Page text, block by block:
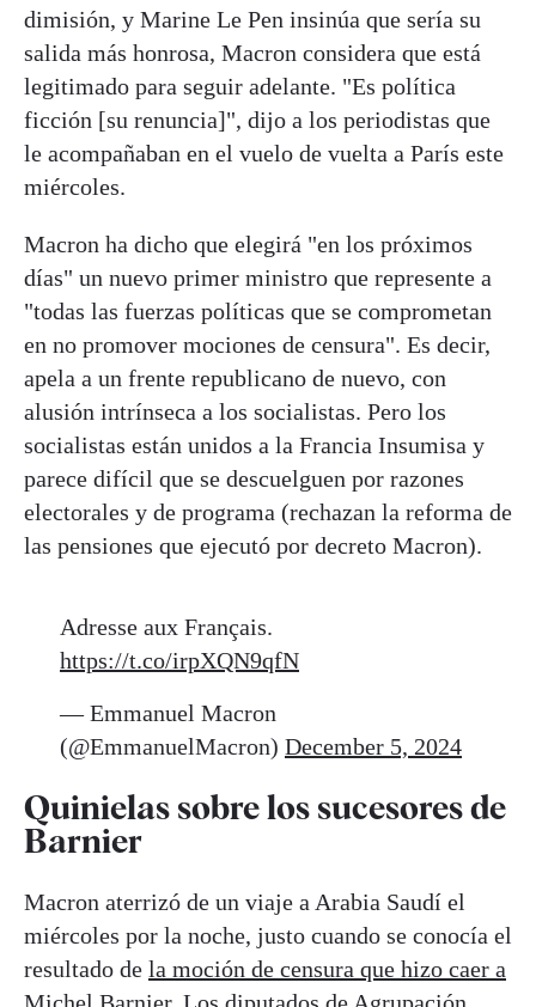
dimisión, y Marine Le Pen insinúa que sería su
salida más honrosa, Macron considera que está
legitimado para seguir adelante. "Es política
ficción [su renuncia]", dijo a los periodistas que
le acompañaban en el vuelo de vuelta a París este
miércoles.
Macron ha dicho que elegirá "en los próximos
días" un nuevo primer ministro que represente a
"todas las fuerzas políticas que se comprometan
en no promover mociones de censura". Es decir,
apela a un frente republicano de nuevo, con
alusión intrínseca a los socialistas. Pero los
socialistas están unidos a la Francia Insumisa y
parece difícil que se descuelguen por razones
electorales y de programa (rechazan la reforma de
las pensiones que ejecutó por decreto Macron).
Adresse aux Français.
https://t.co/irpXQN9qfN
— Emmanuel Macron
(@EmmanuelMacron) December 5, 2024
Quinielas sobre los sucesores de
Barnier
Macron aterrizó de un viaje a Arabia Saudí el
miércoles por la noche, justo cuando se conocía el
resultado de la moción de censura que hizo caer a